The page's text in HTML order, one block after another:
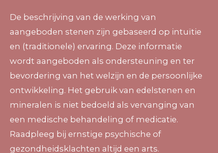
De beschrijving van de werking van
aangeboden stenen zijn gebaseerd op intuïtie
en (traditionele) ervaring. Deze informatie
wordt aangeboden als ondersteuning en ter
bevordering van het welzijn en de persoonlijke
ontwikkeling. Het gebruik van edelstenen en
mineralen is niet bedoeld als vervanging van
een medische behandeling of medicatie.
Raadpleeg bij ernstige psychische of
gezondheidsklachten altijd een arts.